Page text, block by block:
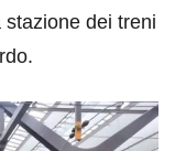
stazione dei treni